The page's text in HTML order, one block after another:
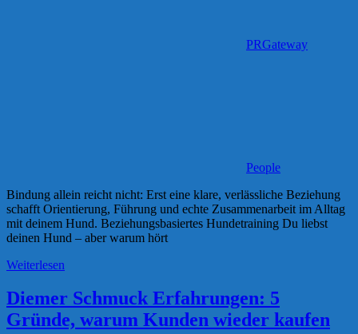
PRGateway
People
Bindung allein reicht nicht: Erst eine klare, verlässliche Beziehung
schafft Orientierung, Führung und echte Zusammenarbeit im Alltag
mit deinem Hund. Beziehungsbasiertes Hundetraining Du liebst
deinen Hund – aber warum hört
Weiterlesen
Diemer Schmuck Erfahrungen: 5
Gründe, warum Kunden wieder kaufen